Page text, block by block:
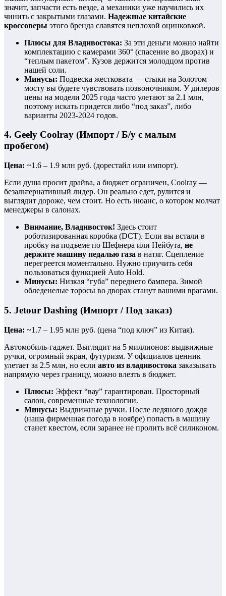
значит, запчасти есть везде, а механики уже научились их
чинить с закрытыми глазами. Надежные китайские
кроссоверы этого бренда славятся неплохой оцинковкой.
Плюсы для Владивостока: За эти деньги можно найти
комплектацию с камерами 360° (спасение во дворах) и
“теплым пакетом”. Кузов держится молодцом против
нашей соли.
Минусы: Подвеска жестковата — стыки на Золотом
мосту вы будете чувствовать позвоночником. У дилеров
цены на модели 2025 года часто улетают за 2.1 млн,
поэтому искать придется либо “под заказ”, либо
варианты 2023-2024 годов.
4. Geely Coolray (Импорт / Б/у с малым
пробегом)
Цена: ~1.6 – 1.9 млн руб. (дорестайл или импорт).
Если душа просит драйва, а бюджет ограничен, Coolray —
безальтернативный лидер. Он реально едет, рулится и
выглядит дороже, чем стоит. Но есть нюанс, о котором молчат
менеджеры в салонах.
Внимание, Владивосток! Здесь стоит
роботизированная коробка (DCT). Если вы встали в
пробку на подъеме по Шефнера или Нейбута, не
держите машину педалью газа в натяг. Сцепление
перегреется моментально. Нужно приучить себя
пользоваться функцией Auto Hold.
Минусы: Низкая “губа” переднего бампера. Зимой
обледенелые торосы во дворах станут вашими врагами.
5. Jetour Dashing (Импорт / Под заказ)
Цена: ~1.7 – 1.95 млн руб. (цена “под ключ” из Китая).
Автомобиль-гаджет. Выглядит на 5 миллионов: выдвижные
ручки, огромный экран, футуризм. У официалов ценник
улетает за 2.5 млн, но если авто из владивостока заказывать
напрямую через границу, можно влезть в бюджет.
Плюсы: Эффект “вау” гарантирован. Просторный
салон, современные технологии.
Минусы: Выдвижные ручки. После ледяного дождя
(наша фирменная погода в ноябре) попасть в машину
станет квестом, если заранее не пролить всё силиконом.